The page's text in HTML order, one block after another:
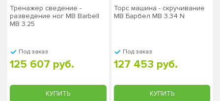
Тренажер сведение -
разведение ног MB Barbell
MB 3.25
Под заказ
125 607 руб.
КУПИТЬ
Торс машина - скручивание
MB Барбел MB 3.34 N
Под заказ
127 453 руб.
КУПИТЬ